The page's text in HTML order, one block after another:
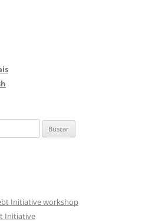
Initiative workshop
Initiative